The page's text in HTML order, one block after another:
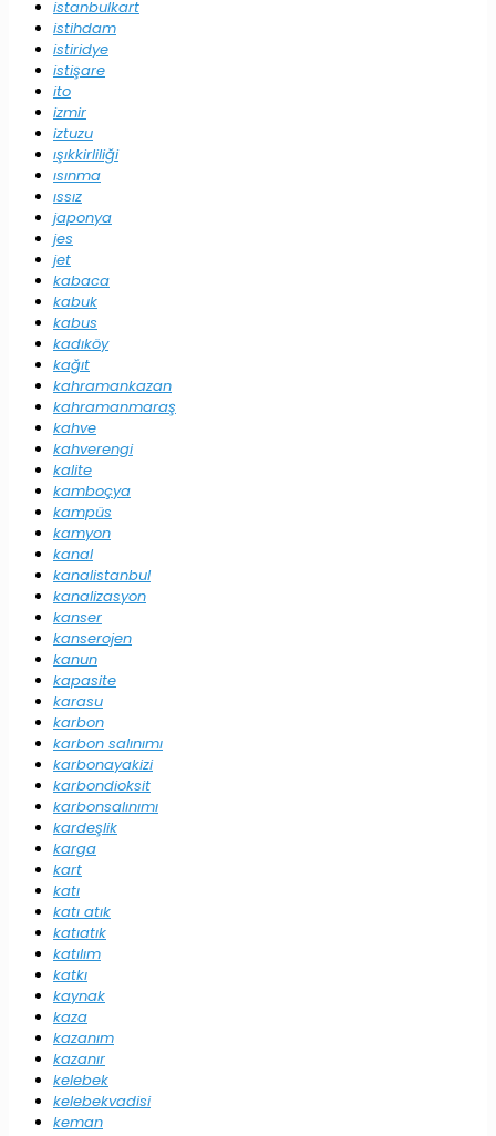
istanbulkart
istihdam
istiridye
istişare
ito
izmir
iztuzu
ışıkkirliliği
ısınma
ıssız
japonya
jes
jet
kabaca
kabuk
kabus
kadıköy
kağıt
kahramankazan
kahramanmaraş
kahve
kahverengi
kalite
kamboçya
kampüs
kamyon
kanal
kanalistanbul
kanalizasyon
kanser
kanserojen
kanun
kapasite
karasu
karbon
karbon salınımı
karbonayakizi
karbondioksit
karbonsalınımı
kardeşlik
karga
kart
katı
katı atık
katıatık
katılım
katkı
kaynak
kaza
kazanım
kazanır
kelebek
kelebekvadisi
keman